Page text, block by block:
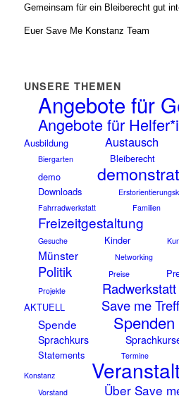
Gemeinsam für ein Bleiberecht gut
Euer Save Me Konstanz Team
UNSERE THEMEN
Angebote für
Angebote für
Ausbildung
Austausch
Biergarten
Bleiberecht
demo
Downloads
Fahrradwerkstatt
Familien
Freizeitgestaltung
Gesuche
Kinder
Münster Networking
Politik Preise
Projekte Radwerkstatt
AKTUELL
Save me Treff
Spende Spenden
Sprachkurs
Statements
Termine
Konstanz
Vorstand Über Save